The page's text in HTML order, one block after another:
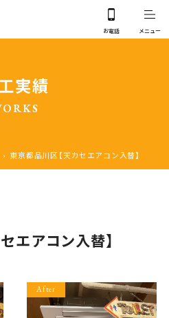
実績
› 東京都品川区【天カセエアコン入替】
エアコン入替】